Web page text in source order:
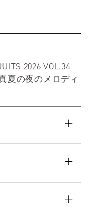
2026 VOL.34
夏の夜のメロディ